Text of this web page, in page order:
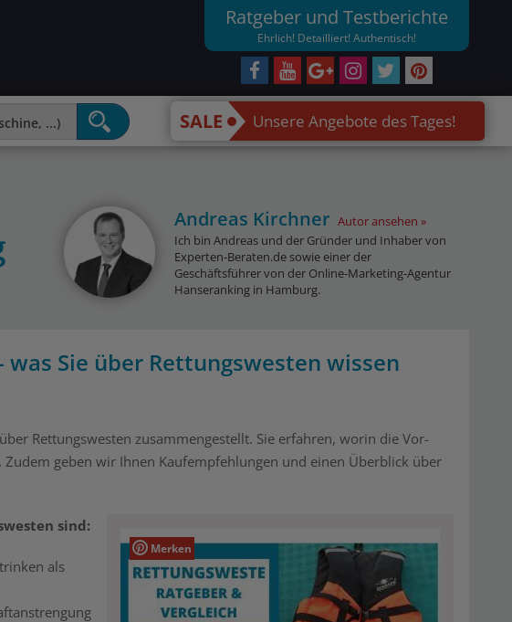
Ratgeber und Testberichte
Ehrlich! Detailliert! Authentisch!
SALE Unsere Angebote des Tages!
Andreas Kirchner Autor ansehen
Ich bin Andreas und der Gründer und Inhaber von
Experten-Beraten.de sowie einer der
Geschäftsführer von der Online-Marketing-Agentur
Hanseranking in Hamburg.
Sie über Rettungswesten wissen
Rettungswesten zusammengestellt. Sie erfahren, worin die Vor-
geben wir Ihnen Kaufempfehlungen und einen Überblick über
Merken
sind:
als